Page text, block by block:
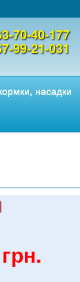
70-40-177
99-21-031
насадки
грн.